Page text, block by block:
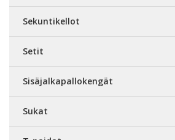
Sekuntikellot
Setit
Sisäjalkapallokengät
Sukat